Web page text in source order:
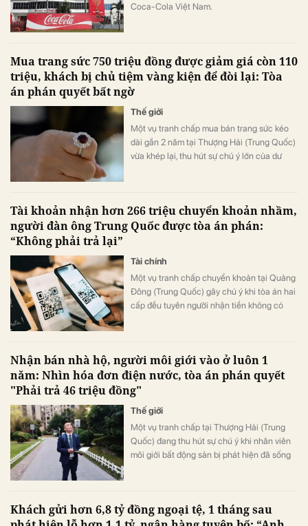
Coca-Cola Việt Nam.
Mua trang sức 750 triệu đồng được giảm giá còn 110
triệu, khách bị chủ tiệm vàng kiện để đòi lại: Tòa
án phán quyết bất ngờ
Thế giới
Một vụ tranh chấp mua bán trang sức kéo
dài gần 2 năm tại Thượng Hải (Trung Quốc)
vừa khép lại, thu hút sự chú ý lớn của dư
Tài khoản nhận hơn 266 triệu chuyển khoản nhầm,
người đàn ông Trung Quốc được tòa án phán:
“Không phải trả lại”
Tài chính
Một vụ tranh chấp chuyển khoản tại Quảng
Đông (Trung Quốc) gây chú ý khi tòa án hai
cấp đều tuyên người nhận tiền không có
Nhận bán nhà hộ, người môi giới vào ở luôn 1
năm: Nhìn hóa đơn điện nước, tòa án phán quyết
"Phải trả 46 triệu đồng"
Thế giới
Một vụ tranh chấp tại Thượng Hải (Trung
Quốc) đang thu hút sự chú ý khi nhân viên
môi giới bất động sản bị phát hiện đã sống
Khách gửi hơn 6,8 tỷ đồng ngoại tệ, 1 tháng sau